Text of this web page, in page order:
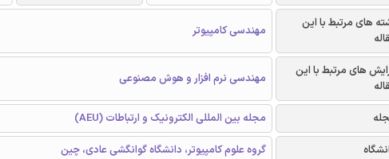
های مرتبط با این
مهندسی کامپیوتر
های مرتبط با این
مهندسی نرم افزار و هوش مصنوعی
مجله بین المللی الکترونیک و ارتباطات (AEU)
گروه علوم کامپیوتر، دانشگاه گوانگشی عادی، چین